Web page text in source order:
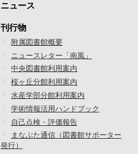
フ
ッ
タ
ー
メ
ニ
ュ
ニュース
刊行物
附属図書館概要
ニュースレター「南風」
中央図書館利用案内
桜ヶ丘分館利用案内
水産学部分館利用案内
学術情報活用ハンドブック
自己点検・評価報告
まなぶた通信（図書館サポーター
発行）